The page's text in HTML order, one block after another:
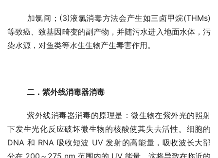
等致癌、致基因畸变的副产物，并随污水进入地面水体，污
染水源，对鱼类等水生生物产生毒害作用。
二．紫外线消毒器消毒
	紫外线消毒器消毒的原理是：微生物在紫外光的照射
下发生光化反应破坏微生物的核酸使其失去活性。细胞的
DNA 和 RNA 吸收短波 UV 发射的高能量，吸收波长大部
分在 200～275 nm 范围内的 UV 能量，这将导致在临近的